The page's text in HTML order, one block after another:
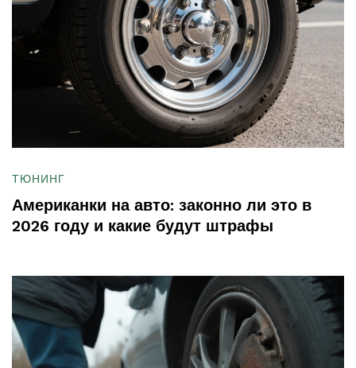
ТЮНИНГ
Американки на авто: законно ли это в
2026 году и какие будут штрафы